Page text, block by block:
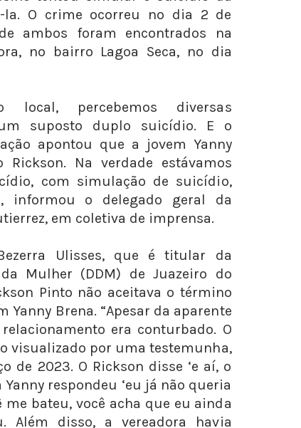
la. O crime ocorreu no dia 2 de
ambos foram encontrados na
no bairro Lagoa Seca, no dia
local, percebemos diversas
suposto duplo suicídio. E o
apontou que a jovem Yanny
Na verdade estávamos
com simulação de suicídio,
informou o delegado geral da
em coletiva de imprensa.
Ulisses, que é titular da
Mulher (DDM) de Juazeiro do
Pinto não aceitava o término
Yanny Brena. “Apesar da aparente
era conturbado. O
visualizado por uma testemunha,
de 2023. O Rickson disse ‘e aí, o
Yanny respondeu ‘eu já não queria
me bateu, você acha que eu ainda
Além disso, a vereadora havia